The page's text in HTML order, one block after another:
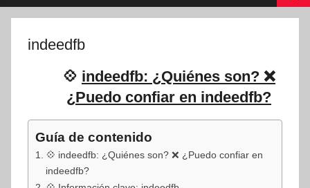
su
Estafado.com
indeedfb
💠 indeedfb: ¿Quiénes son? ❌
¿Puedo confiar en indeedfb?
Guía de contenido
💠 indeedfb: ¿Quiénes son? ❌ ¿Puedo confiar en
indeedfb?